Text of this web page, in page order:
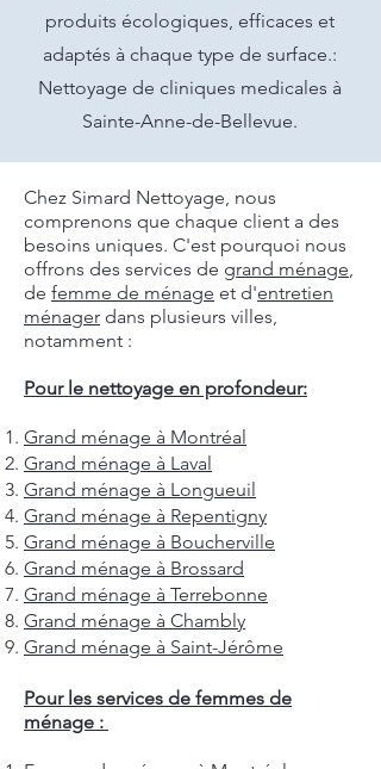
produits écologiques, efficaces et
adaptés à chaque type de surface.:
Nettoyage de cliniques medicales à
Sainte-Anne-de-Bellevue.
Chez Simard Nettoyage, nous
comprenons que chaque client a des
besoins uniques. C'est pourquoi nous
offrons des services de grand ménage,
de femme de ménage et d'entretien
ménager dans plusieurs villes,
notamment :
Pour le nettoyage en profondeur:
Grand ménage à Montréal
Grand ménage à Laval
Grand ménage à Longueuil
Grand ménage à Repentigny
Grand ménage à Boucherville
Grand ménage à Brossard
Grand ménage à Terrebonne
Grand ménage à Chambly
Grand ménage à Saint-Jérôme
Pour les services de femmes de
ménage :